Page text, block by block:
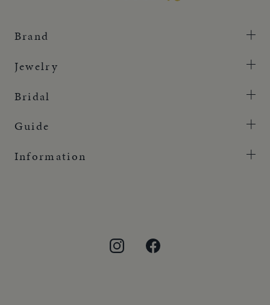
Brand
Jewelry
Bridal
Guide
Information